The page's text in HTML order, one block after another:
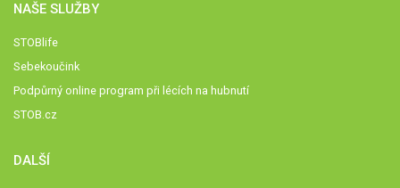
NAŠE SLUŽBY
STOBlife
Sebekoučink
Podpůrný online program při lécích na hubnutí
STOB.cz
DALŠÍ